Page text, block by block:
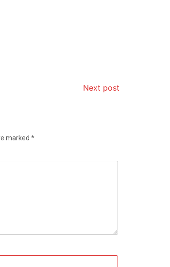
Next post
marked *